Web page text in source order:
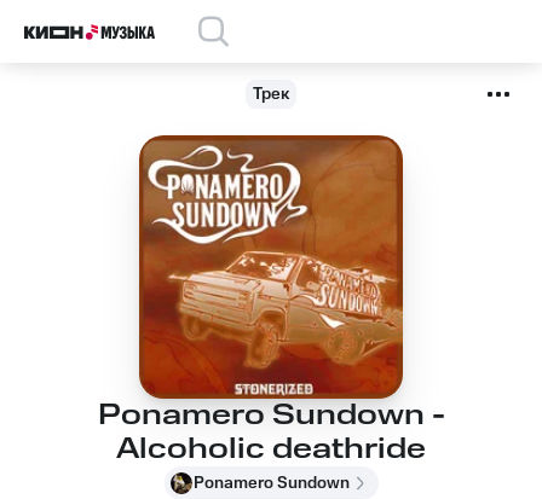
Трек
Ponamero Sundown -
Alcoholic deathride
Ponamero Sundown